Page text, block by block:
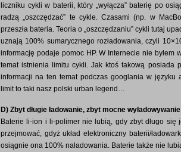
liczniku cykli w baterii, który „wyłącza” baterię po
radzą „oszczędzać” te cykle. Czasami (np. w
przeszła bateria. Teoria o „oszczędzaniu” cykli tutaj
uznają 100% sumarycznego rozładowania, czyli
informację podaje pomoc HP. W Internecie nie
temat istnienia limitu cykli. Jak ktoś takową posiada
informacji na ten temat podczas googlania w języku
limit to taki nasz polski urban legend…
D) Zbyt długie ładowanie, zbyt mocne wyładowywanie
Baterie li-ion i li-polimer nie lubią, gdy zbyt długo się
przejmować, gdyż układ elektroniczny baterii/
osiągnie ona 100% naładowania. Baterie także nie